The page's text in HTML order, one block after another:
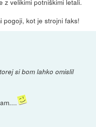
pogoji, kot je strojni faks!
si bom lahko omislil